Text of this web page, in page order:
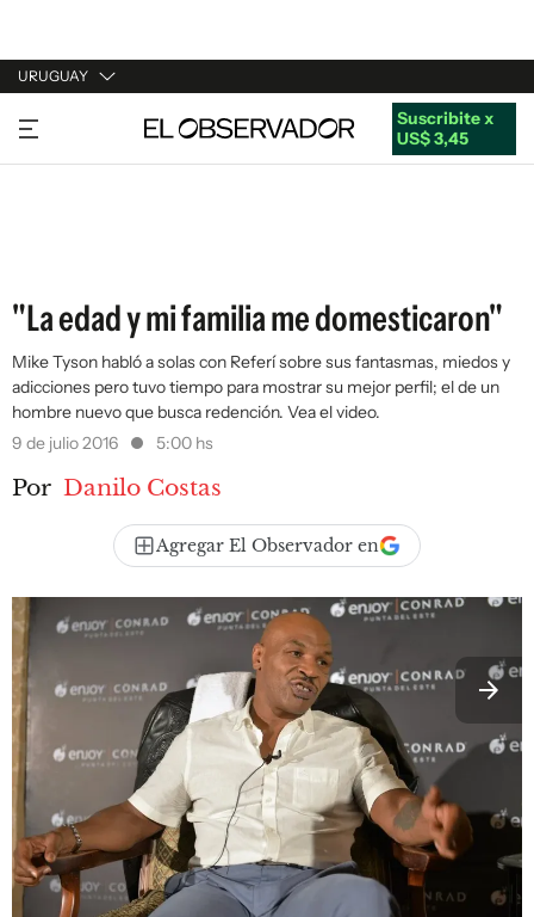
URUGUAY
URUGUAY
ARGENTINA
Suscribite x
US$ 3,45
"La edad y mi familia me domesticaron"
Mike Tyson habló a solas con Referí sobre sus fantasmas, miedos y
adicciones pero tuvo tiempo para mostrar su mejor perfil; el de un
hombre nuevo que busca redención. Vea el video.
9 de julio 2016
5:00 hs
Por Danilo Costas
Agregar El Observador en